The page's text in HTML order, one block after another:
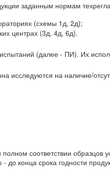
заданным нормам
(схемы 1д, 2д);
центрах (3д, 4д, 6д).
(далее - ПИ). Их
исследуются на наличие/
соответствии
до конца срока годности